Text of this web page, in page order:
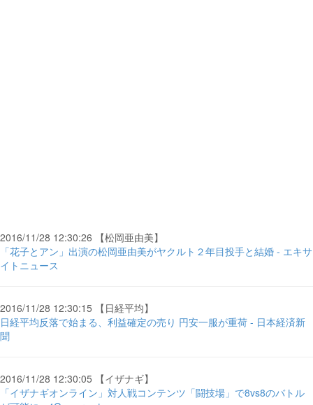
2016/11/28 12:30:26 【松岡亜由美】
「花子とアン」出演の松岡亜由美がヤクルト２年目投手と結婚 - エキサ
イトニュース
2016/11/28 12:30:15 【日経平均】
日経平均反落で始まる、利益確定の売り 円安一服が重荷 - 日本経済新
聞
2016/11/28 12:30:05 【イザナギ】
「イザナギオンライン」対人戦コンテンツ「闘技場」で8vs8のバトル